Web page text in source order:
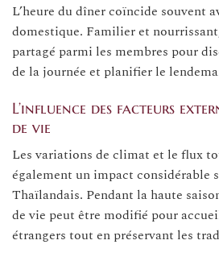
L’heure du dîner coïncide souvent
domestique. Familier et
partagé parmi les membres pour
de la journée et planifier le
L’influence des facteurs
de vie
Les variations de climat et le flux
également un impact considérable
Thaïlandais. Pendant la haute
de vie peut être modifié pour
étrangers tout en préservant les